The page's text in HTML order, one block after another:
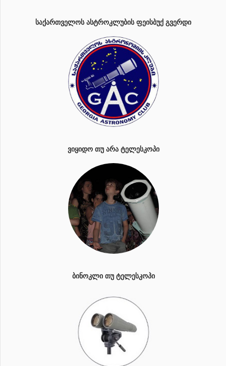
ᲡᲐᲥᲐᲠᲗᲕᲔᲚᲝᲡ ᲐᲡᲢᲠᲝᲙᲚᲣᲑᲘᲡ ᲤᲔᲘᲡᲑᲣᲥ ᲒᲕᲔᲠᲓᲘ
ᲕᲘᲧᲘᲓᲝ ᲗᲣ ᲐᲠᲐ ᲢᲔᲚᲔᲡᲙᲝᲞᲘ
ᲑᲘᲜᲝᲙᲚᲘ ᲗᲣ ᲢᲔᲚᲔᲡᲙᲝᲞᲘ